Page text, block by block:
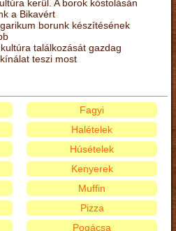
kerül. A borok kóstolásán
a Bikavért
borunk készítésének
találkozását gazdag
teszi most
Fagyi
Halételek
Húsételek
Kenyerek
Muffin
Pizza
Pogácsa